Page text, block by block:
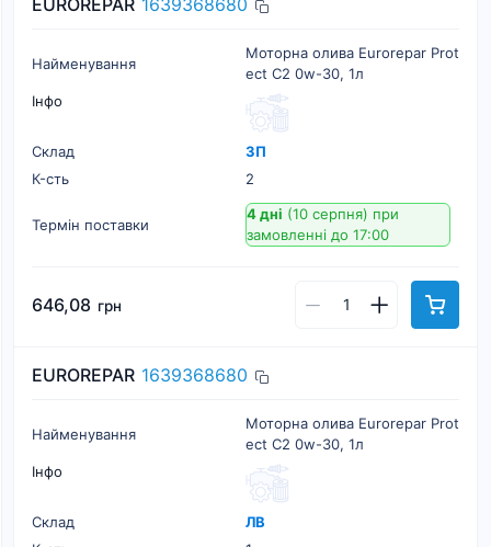
EUROREPAR 1639368680
Найменування
Моторна олива Eurorepar Prot
ect C2 0w-30, 1л
Інфо
Склад
ЗП
К-cть
2
Термін поставки
4 дні (10 серпня) при
замовленні до 17:00
646,08 грн
EUROREPAR 1639368680
Найменування
Моторна олива Eurorepar Prot
ect C2 0w-30, 1л
Інфо
Склад
ЛВ